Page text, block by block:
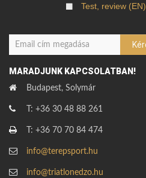
Test, review (EN)
MARADJUNK KAPCSOLATBAN!
Budapest, Solymár
T: +36 30 48 88 261
T: +36 70 70 84 474
info@terepsport.hu
info@triatlonedzo.hu